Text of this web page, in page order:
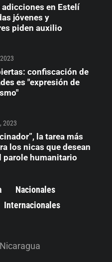
adicciones en Estelí
jóvenes y
piden auxilio
confiscación de
es "expresión de
2023
la tarea más
los nicas que desean
parole humanitario
Nacionales
Internacionales